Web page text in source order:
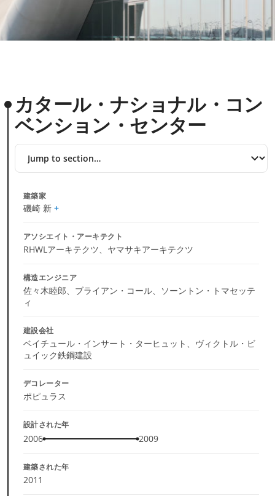
カタール・ナショナル・コン
ベンション・センター
Jump
section
建築家
磯崎 新
アソシエイト・アーキテクト
RHWLアーキテクツ、ヤマサキアーキテクツ
構造エンジニア
佐々木睦郎、ブライアン・コール、ソーントン・トマセッテ
ィ
建設会社
ベイチュール・インサート・ターヒュット、ヴィクトル・ビ
ュイック鉄鋼建設
デコレーター
ポピュラス
設計された年
2006 2009
建築された年
2011